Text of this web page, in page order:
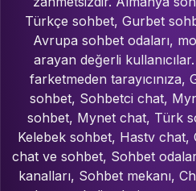
Türkçe sohbet, Gurbet
Avrupa sohbet odaları,
arayan değerli
farketmeden tarayıcınıza,
sohbet, Sohbetci chat,
sohbet, Mynet chat, Türk
Kelebek sohbet, Hastv chat,
chat ve sohbet, Sohbet
kanalları, Sohbet mekanı,